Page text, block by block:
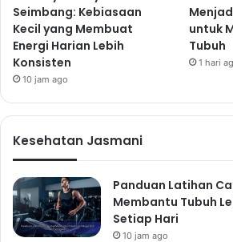
Seimbang: Kebiasaan
Kecil yang Membuat
Energi Harian Lebih
Konsisten
10 jam ago
untuk
Tubuh
1 hari
Kesehatan Jasmani
Panduan Latihan
Membantu Tubuh
Setiap Hari
10 jam ago